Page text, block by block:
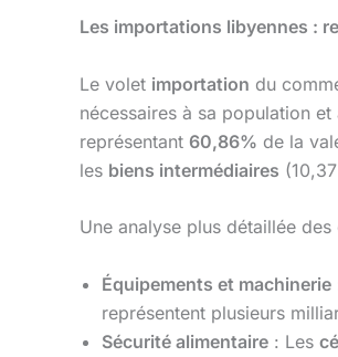
Les importations libyennes :
Le volet importation du
nécessaires à sa population
représentant 60,86% de la
les biens intermédiaires
Une analyse plus détaillée
Équipements et machinerie
représentent plusieurs
Sécurité alimentaire : Les